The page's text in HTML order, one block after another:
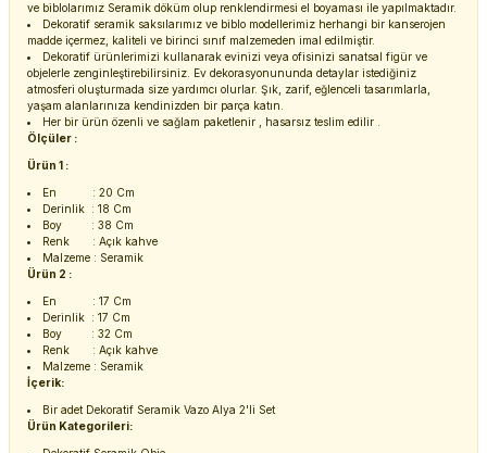
ve biblolarımız Seramik döküm olup renklendirmesi el boyaması ile yapılmaktadır.
Dekoratif seramik saksılarımız ve biblo modellerimiz herhangi bir kanserojen
madde içermez, kaliteli ve birinci sınıf malzemeden imal edilmiştir.
Dekoratif ürünlerimizi kullanarak evinizi veya ofisinizi sanatsal figür ve
objelerle zenginleştirebilirsiniz. Ev dekorasyonununda detaylar istediğiniz
atmosferi oluşturmada size yardımcı olurlar. Şık, zarif, eğlenceli tasarımlarla,
yaşam alanlarınıza kendinizden bir parça katın.
Her bir ürün özenli ve sağlam paketlenir , hasarsız teslim edilir .
Ölçüler :
Ürün 1 :
En : 20 Cm
Derinlik : 18 Cm
Boy : 38 Cm
Renk : Açık kahve
Malzeme : Seramik
Ürün 2 :
En : 17 Cm
Derinlik : 17 Cm
Boy : 32 Cm
Renk : Açık kahve
Malzeme : Seramik
İçerik:
Bir adet Dekoratif Seramik Vazo Alya 2'li Set
Ürün Kategorileri: